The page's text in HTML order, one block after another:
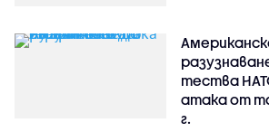
тества
атака от
г.